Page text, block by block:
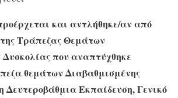
και αντλήθηκε/αν από
Τράπεζας Θεμάτων
που αναπτύχθηκε
θεμάτων Διαβαθμισμένης
Δευτεροβάθμια Εκπαίδευση, Γενικό